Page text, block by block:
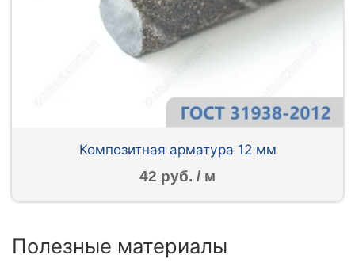
Композитная арматура 12 мм
42 руб. / м
Полезные материалы